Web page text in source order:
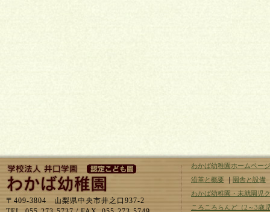
〒409-3804 山梨県中央市井之口937-2
わかば幼稚園ホームペー
沿革と概要 ｜ 園舎と設備
わかば幼稚園・未就園児
ころころらんど（2～3歳